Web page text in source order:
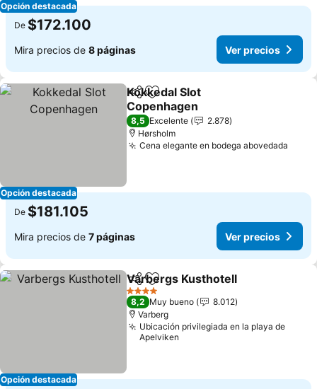
Opción destacada
De $172.100
Mira precios de 8 páginas Ver precios
Opción destacada
CompartirAgregar a favoritos
Kokkedal Slot
Copenhagen
Ver precios
8,5 Excelente
2.878
Hørsholm
Cena elegante en bodega abovedada
De $181.105
Mira precios de 7 páginas Ver precios
Opción destacada
CompartirAgregar a favoritos
Varbergs Kusthotell
4 Estrellas
8,2 Muy bueno
8.012
Varberg
Ubicación privilegiada en la playa de
Apelviken